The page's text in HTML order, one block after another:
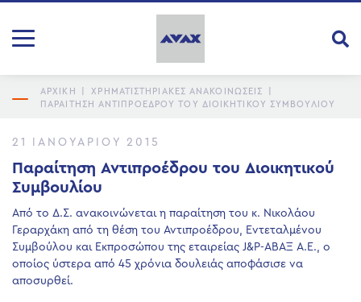
ΑΡΧΙΚΗ ΧΡΗΜΑΤΙΣΤΗΡΙΑΚΕΣ ΑΝΑΚΟΙΝΩΣΕΙΣ
ΠΑΡΑΊΤΗΣΗ ΑΝΤΙΠΡΟΈΔΡΟΥ ΤΟΥ ΔΙΟΙΚΗΤΙΚΟΎ ΣΥΜΒΟΥΛΊΟΥ
21 ΙΑΝΟΥΑΡΊΟΥ 2015
Παραίτηση Αντιπροέδρου του Διοικητικού
Συμβουλίου
Από το Δ.Σ. ανακοινώνεται η παραίτηση του κ. Νικολάου
Γεραρχάκη από τη θέση του Αντιπροέδρου, Εντεταλμένου
Συμβούλου και Εκπροσώπου της εταιρείας J&P-ΑΒΑΞ Α.Ε., ο
οποίος ύστερα από 45 χρόνια δουλειάς αποφάσισε να
αποσυρθεί.